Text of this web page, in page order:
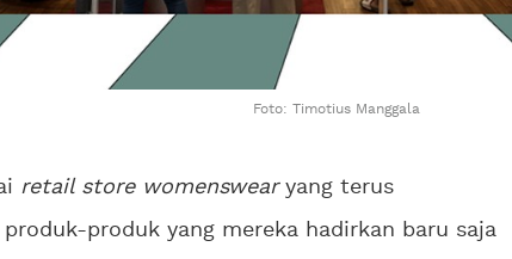
Foto: Timotius Manggala
retail store womenswearyang terus
produk yang mereka hadirkan baru saja